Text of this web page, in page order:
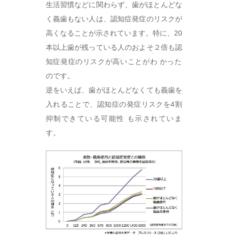
生活習慣などに関わらず、歯がほとんどな
く義歯もない人は、認知症発症のリスクが
高くなることが示されています。特に、20
本以上歯が残っている人のおよそ２倍も認
知症発症のリスクが高いことがわ かった
のです。
逆をいえば、歯がほとんどなくても義歯を
入れることで、認知症の発症リスクを4割
抑制できている可能性 も示されていま
す。